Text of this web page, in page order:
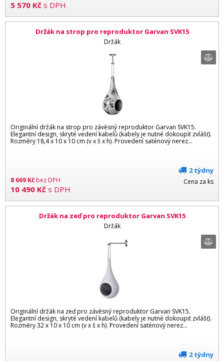
5 570 Kč s DPH
Držák na strop pro reproduktor Garvan SVK15
Držák
Originální držák na strop pro závěsný reproduktor Garvan SVK15.
Elegantní design, skryté vedení kabelů (kabely je nutné dokoupit zvlášť).
Rozměry 18,4 x 10 x 10 cm (v x š x h). Provedení saténový nerez...
8 669 Kčbez DPH
10 490 Kč s DPH
2 týdny
Cena za ks
Držák na zeď pro reproduktor Garvan SVK15
Držák
Originální držák na zeď pro závěsný reproduktor Garvan SVK15.
Elegantní design, skryté vedení kabelů (kabely je nutné dokoupit zvlášť).
Rozměry 32 x 10 x 10 cm (v x š x h). Provedení saténový nerez...
2 týdny